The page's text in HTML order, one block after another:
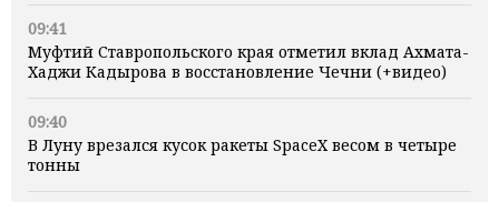
09:41
Муфтий Ставропольского края отметил вклад Ахмата-
Хаджи Кадырова в восстановление Чечни (+видео)
09:40
В Луну врезался кусок ракеты SpaceX весом в четыре
тонны